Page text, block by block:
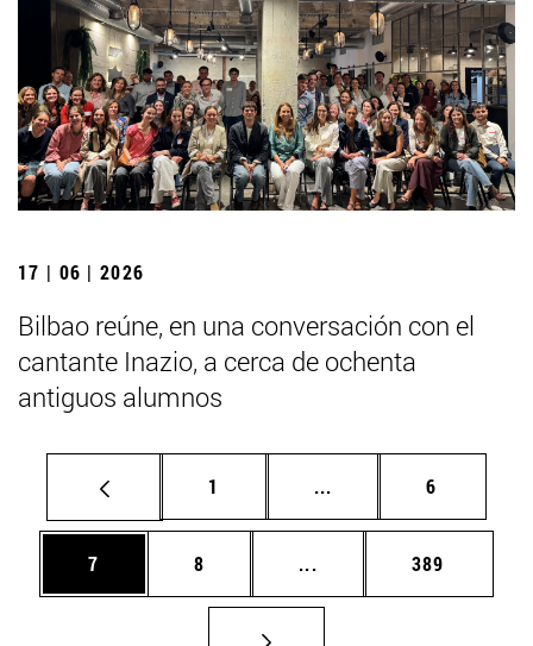
17 | 06 | 2026
Bilbao reúne, en una conversación con el
cantante Inazio, a cerca de ochenta
antiguos alumnos
Página
1 ... Páginas intermedias
Página
6
Página
7 Página
8 ... Páginas intermedias
Página
389